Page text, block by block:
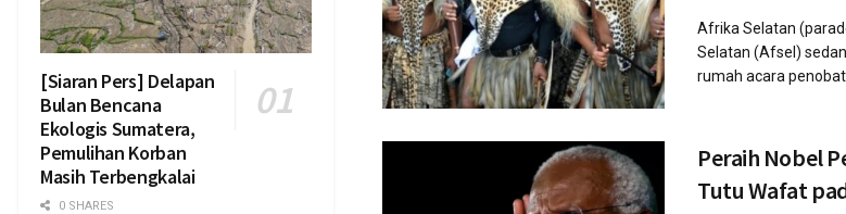
Afrika Selatan
Selatan (Afsel)
rumah acara
Peraih Nobel
Tutu Wafat
[Siaran Pers] Delapan
Bulan Bencana
Ekologis Sumatera,
Pemulihan Korban
Masih Terbengkalai
0 SHARES